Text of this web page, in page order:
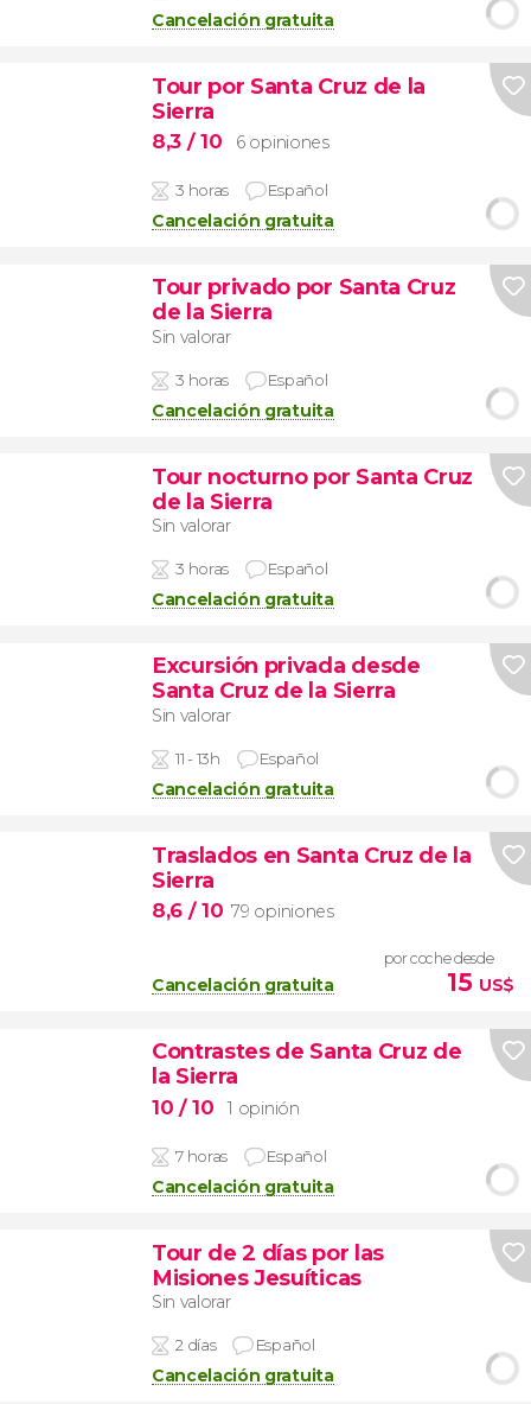
Cancelación gratuita
Tour por Santa Cruz de la
Sierra
8,3 / 10 6 opiniones
3 horas Español
Cancelación gratuita
Tour privado por Santa Cruz
de la Sierra
Sin valorar
3 horas Español
Cancelación gratuita
Tour nocturno por Santa Cruz
de la Sierra
Sin valorar
3 horas Español
Cancelación gratuita
Excursión privada desde
Santa Cruz de la Sierra
Sin valorar
11 - 13h Español
Cancelación gratuita
Traslados en Santa Cruz de la
Sierra
8,6 / 10 79 opiniones
Cancelación gratuita
por coche desde
15 US$
Contrastes de Santa Cruz de
la Sierra
10 / 10 1 opinión
7 horas Español
Cancelación gratuita
Tour de 2 días por las
Misiones Jesuíticas
Sin valorar
2 días Español
Cancelación gratuita